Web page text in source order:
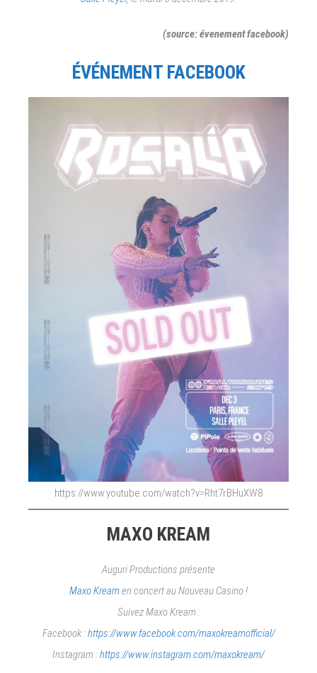
(source: évenement facebook)
ÉVÉNEMENT FACEBOOK
https://www.youtube.com/watch?v=Rht7rBHuXW8
MAXO KREAM
Auguri Productions présente
Maxo Kreamen concert au Nouveau Casino !
Suivez Maxo Kream :
Facebook :https://www.facebook.com/maxokreamofficial/
Instagram :https://www.instagram.com/maxokream/